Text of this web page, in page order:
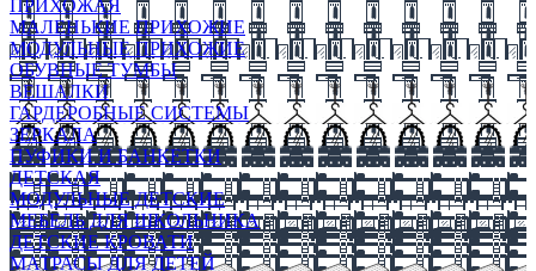
ПРИХОЖАЯ
МАЛЕНЬКИЕ ПРИХОЖИЕ
МОДУЛЬНЫЕ ПРИХОЖИЕ
ОБУВНЫЕ ТУМБЫ
ВЕШАЛКИ
ГАРДЕРОБНЫЕ СИСТЕМЫ
ЗЕРКАЛА
ПУФИКИ И БАНКЕТКИ
ДЕТСКАЯ
МОДУЛЬНЫЕ ДЕТСКИЕ
МЕБЕЛЬ ДЛЯ ШКОЛЬНИКА
ДЕТСКИЕ КРОВАТИ
МАТРАСЫ ДЛЯ ДЕТЕЙ